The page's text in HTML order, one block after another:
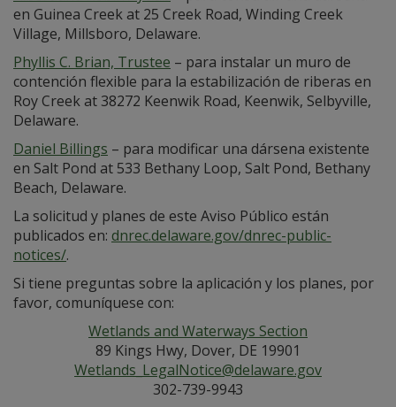
en Guinea Creek at 25 Creek Road, Winding Creek
Village, Millsboro, Delaware.
Phyllis C. Brian, Trustee – para instalar un muro de
contención flexible para la estabilización de riberas en
Roy Creek at 38272 Keenwik Road, Keenwik, Selbyville,
Delaware.
Daniel Billings – para modificar una dársena existente
en Salt Pond at 533 Bethany Loop, Salt Pond, Bethany
Beach, Delaware.
La solicitud y planes de este Aviso Público están
publicados en: dnrec.delaware.gov/dnrec-public-
notices/.
Si tiene preguntas sobre la aplicación y los planes, por
favor, comuníquese con:
Wetlands and Waterways Section
89 Kings Hwy, Dover, DE 19901
Wetlands_LegalNotice@delaware.gov
302-739-9943